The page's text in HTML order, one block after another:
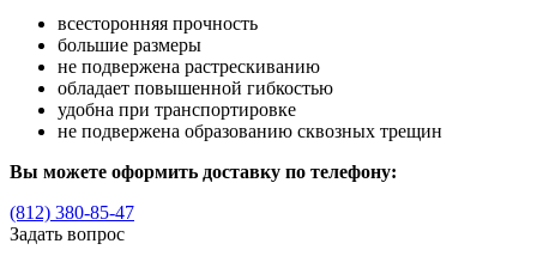
всесторонняя прочность
большие размеры
не подвержена растрескиванию
обладает повышенной гибкостью
удобна при транспортировке
не подвержена образованию сквозных трещин
Вы можете оформить доставку по телефону:
(812) 380-85-47
Задать вопрос